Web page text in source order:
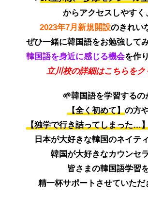
からアクセスしやすく
2023年7月新規開設のきれい
ぜひ一緒に韓国語をお勉強して
韓国語を身近に感じる機会を作
立川校の詳細はこちらをク
🌱韓国語を学習するの
【全く初めて】の方
【独学で行き詰ってしまった…
日本が大好きな韓国のネイテ
韓国が大好きなカウンセ
皆さまの韓国語学習
精一杯サポートさせていただ